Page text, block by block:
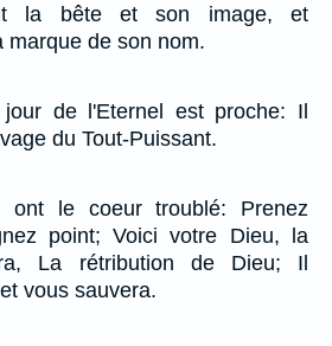
la bête et son image, et
marque de son nom.
de l'Eternel est proche: Il
du Tout-Puissant.
le coeur troublé: Prenez
point; Voici votre Dieu, la
La rétribution de Dieu; Il
vous sauvera.